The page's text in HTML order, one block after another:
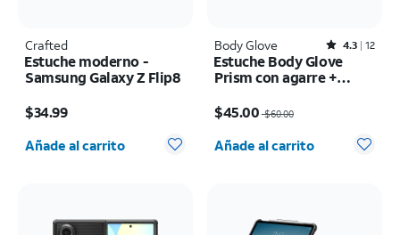
Crafted
Estuche moderno -
Samsung Galaxy Z Flip8
$34.99
Cantidad seleccionada: 0
Añade al carrito
Body Glove Rated4.3out of 5 stars with12reviews
4.3 12
Estuche Body Glove
Prism con agarre +
de vidrio templado
DuraGlass - Samsung
Galaxy A17 5G/A16 5G
$45.00$60.00
Cantidad seleccionada: 0
Añade al carrito